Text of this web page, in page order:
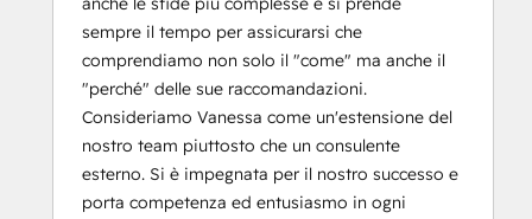
sempre il tempo per assicurarsi che
comprendiamo non solo il "come" ma anche il
"perché" delle sue raccomandazioni.
Consideriamo Vanessa come un'estensione del
nostro team piuttosto che un consulente
esterno. Si è impegnata per il nostro successo e
porta competenza ed entusiasmo in ogni